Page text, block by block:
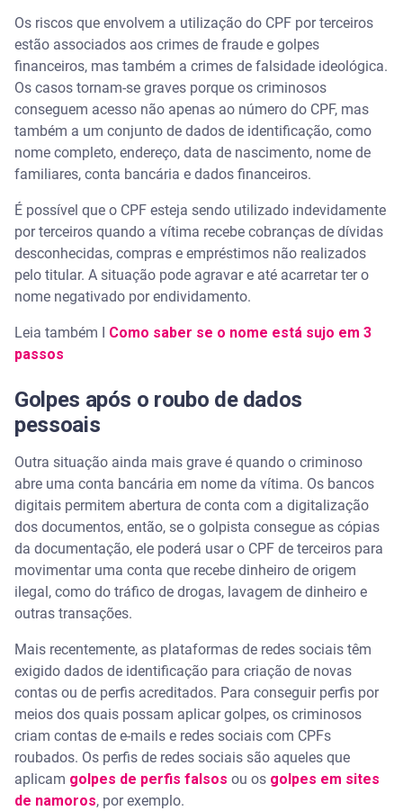
Os riscos que envolvem a utilização do CPF por terceiros
estão associados aos crimes de fraude e golpes
financeiros, mas também a crimes de falsidade ideológica.
Os casos tornam-se graves porque os criminosos
conseguem acesso não apenas ao número do CPF, mas
também a um conjunto de dados de identificação, como
nome completo, endereço, data de nascimento, nome de
familiares, conta bancária e dados financeiros.
É possível que o CPF esteja sendo utilizado indevidamente
por terceiros quando a vítima recebe cobranças de dívidas
desconhecidas, compras e empréstimos não realizados
pelo titular. A situação pode agravar e até acarretar ter o
nome negativado por endividamento.
Leia também I Como saber se o nome está sujo em 3
passos
Golpes após o roubo de dados
pessoais
Outra situação ainda mais grave é quando o criminoso
abre uma conta bancária em nome da vítima. Os bancos
digitais permitem abertura de conta com a digitalização
dos documentos, então, se o golpista consegue as cópias
da documentação, ele poderá usar o CPF de terceiros para
movimentar uma conta que recebe dinheiro de origem
ilegal, como do tráfico de drogas, lavagem de dinheiro e
outras transações.
Mais recentemente, as plataformas de redes sociais têm
exigido dados de identificação para criação de novas
contas ou de perfis acreditados. Para conseguir perfis por
meios dos quais possam aplicar golpes, os criminosos
criam contas de e-mails e redes sociais com CPFs
roubados. Os perfis de redes sociais são aqueles que
aplicam golpes de perfis falsos ou os golpes em sites
de namoros, por exemplo.